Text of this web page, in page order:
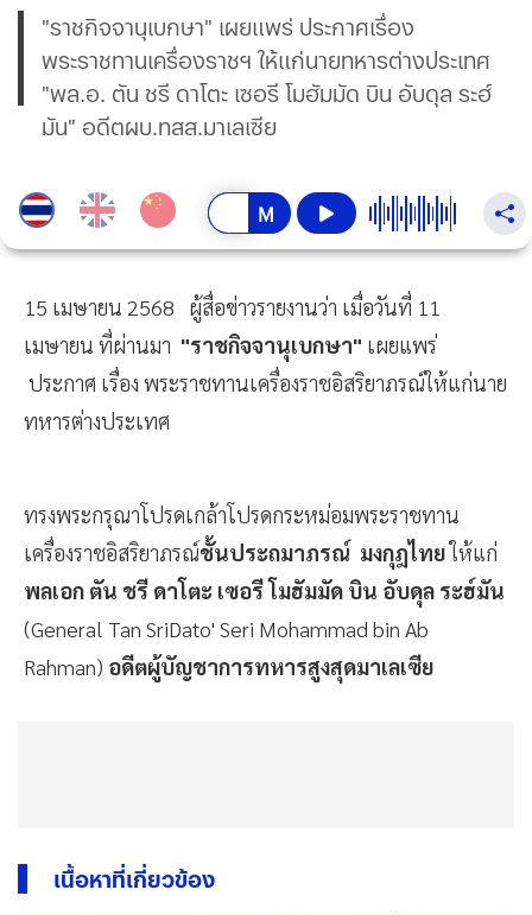
"ราชกิจจานุเบกษา" เผยแพร่ ประกาศเรื่อง
พระราชทานเครื่องราชฯ ให้แก่นายทหารต่างประเทศ
"พล.อ. ตัน ชรี ดาโตะ เซอรี โมฮัมมัด บิน อับดุล ระฮ์
มัน" อดีตผบ.ทสส.มาเลเซีย
15 เมษายน 2568 ผู้สื่อข่าวรายงานว่า เมื่อวันที่ 11
เมษายน ที่ผ่านมา "ราชกิจจานุเบกษา" เผยแพร่
ประกาศ เรื่อง พระราชทานเครื่องราชอิสริยาภรณ์ให้แก่นาย
ทหารต่างประเทศ
ทรงพระกรุณาโปรดเกล้าโปรดกระหม่อมพระราชทาน
เครื่องราชอิสริยาภรณ์ชั้นประถมาภรณ์ มงกุฎไทยให้แก่
พลเอก ตัน ชรี ดาโตะ เซอรี โมฮัมมัด บิน อับดุล ระฮ์มัน
(General Tan SriDato' Seri Mohammad bin Ab
Rahman) อดีตผู้บัญชาการทหารสูงสุดมาเลเซีย
เนื้อหาที่เกี่ยวข้อง